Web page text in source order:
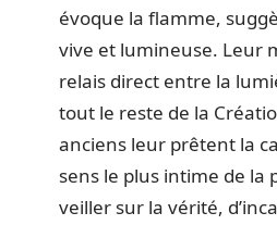
évoque la flamme,
vive et lumineuse. Leur
relais direct entre la
tout le reste de la
anciens leur prêtent la
sens le plus intime de la
veiller sur la vérité,